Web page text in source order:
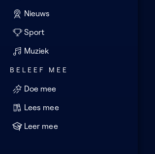
Nieuws
Sport
Muziek
BELEEF MEE
Doe mee
Lees mee
Leer mee